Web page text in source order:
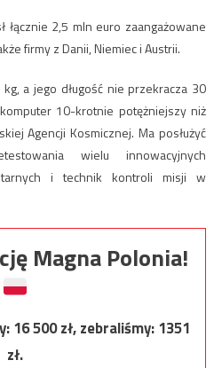
2,5 mln euro zaangażowane
firmy z Danii, Niemiec i Austrii.
a jego długość nie przekracza 30
10-krotnie potężniejszy niż
Agencji Kosmicznej. Ma posłużyć
wielu innowacyjnych
i technik kontroli misji w
Magna Polonia!
16 500zł, zebraliśmy:1351
zł.